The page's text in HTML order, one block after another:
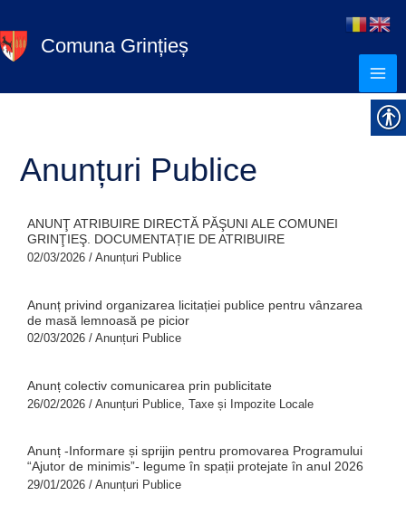
to
contentComuna Grințieș
Anunțuri Publice
ANUNŢ ATRIBUIRE DIRECTĂ PĂŞUNI ALE COMUNEI
GRINŢIEŞ. DOCUMENTAȚIE DE ATRIBUIRE
02/03/2026 / Anunțuri Publice
Anunț privind organizarea licitației publice pentru vânzarea
de masă lemnoasă pe picior
02/03/2026 / Anunțuri Publice
Anunț colectiv comunicarea prin publicitate
26/02/2026 / Anunțuri Publice, Taxe și Impozite Locale
Anunț -Informare și sprijin pentru promovarea Programului
“Ajutor de minimis”- legume în spații protejate în anul 2026
29/01/2026 / Anunțuri Publice
e
a